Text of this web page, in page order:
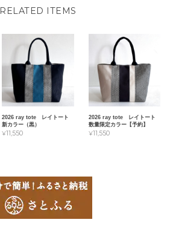
RELATED ITEMS
2026 ray tote レイトート
新カラー（黒）
¥11,550
2026 ray tote レイトート
数量限定カラー【予約】
¥11,550